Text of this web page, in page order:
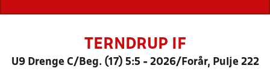
TERNDRUP IF
U9 Drenge C/Beg. (17) 5:5 - 2026/Forår, Pulje 222